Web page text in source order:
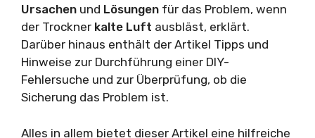
Ursachen und Lösungen für das Problem, wenn
der Trockner kalte Luft ausbläst, erklärt.
Darüber hinaus enthält der Artikel Tipps und
Hinweise zur Durchführung einer DIY-
Fehlersuche und zur Überprüfung, ob die
Sicherung das Problem ist.
Alles in allem bietet dieser Artikel eine hilfreiche